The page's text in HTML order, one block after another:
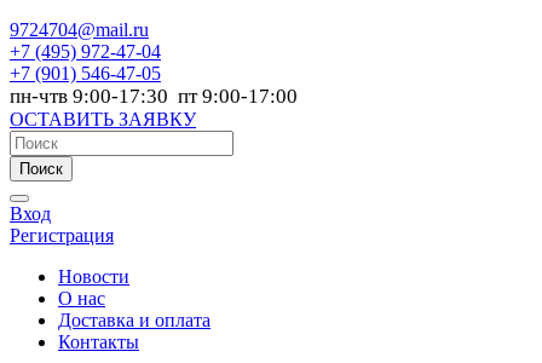
9724704@mail.ru
+7 (495) 972-47-04
+7 (901) 546-47-05
пн-чтв 9:00-17:30 пт 9:00-17:00
ОСТАВИТЬ ЗАЯВКУ
Поиск
Вход
Регистрация
Новости
О нас
Доставка и оплата
Контакты